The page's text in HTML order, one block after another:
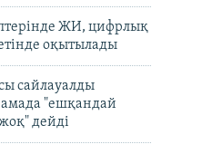
ЖИ, цифрлық
оқытылады
сайлауалды
"ешқандай
дейді